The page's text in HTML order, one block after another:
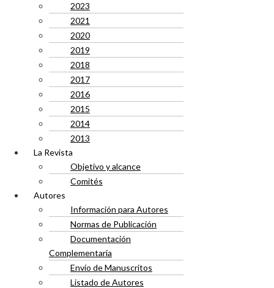
2023
2021
2020
2019
2018
2017
2016
2015
2014
2013
La Revista
Objetivo y alcance
Comités
Autores
Información para Autores
Normas de Publicación
Documentación
Complementaria
Envío de Manuscritos
Listado de Autores